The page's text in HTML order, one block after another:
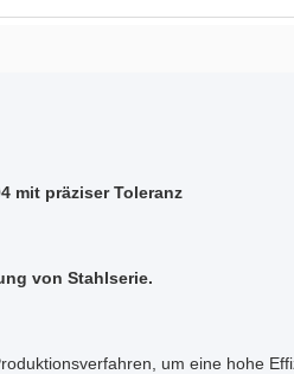
mit präziser Toleranz
von Stahlserie.
um eine hohe